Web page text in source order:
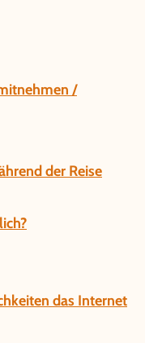
/
der Reise
das Internet